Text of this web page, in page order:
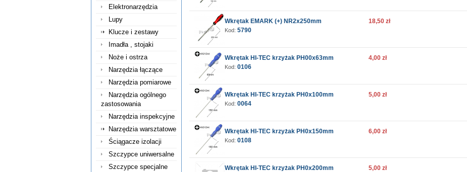
Elektronarzędzia
Lupy
Klucze i zestawy
Imadła , stojaki
Noże i ostrza
Narzędzia łączące
Narzędzia pomiarowe
Narzędzia ogólnego
zastosowania
Narzędzia inspekcyjne
Narzędzia warsztatowe
Ściągacze izolacji
Szczypce uniwersalne
Szczypce specjalne
Wkrętak EMARK (+) NR2x250mm
Kod: 5790
18,50 zł
Wkrętak HI-TEC krzyżak PH00x63mm
Kod: 0106
4,00 zł
Wkrętak HI-TEC krzyżak PH0x100mm
Kod: 0064
5,00 zł
Wkrętak HI-TEC krzyżak PH0x150mm
Kod: 0108
6,00 zł
Wkrętak HI-TEC krzyżak PH0x200mm 5,00 zł